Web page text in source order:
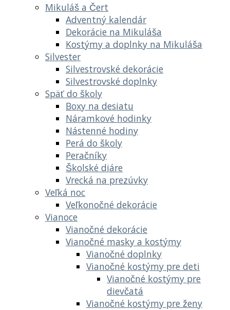
Mikuláš a Čert
Adventný kalendár
Dekorácie na Mikuláša
Kostýmy a doplnky na Mikuláša
Silvester
Silvestrovské dekorácie
Silvestrovské doplnky
Späť do školy
Boxy na desiatu
Náramkové hodinky
Nástenné hodiny
Perá do školy
Peračníky
Školské diáre
Vrecká na prezúvky
Veľká noc
Veľkonočné dekorácie
Vianoce
Vianočné dekorácie
Vianočné masky a kostýmy
Vianočné doplnky
Vianočné kostýmy pre deti
Vianočné kostýmy pre
dievčatá
Vianočné kostýmy pre ženy